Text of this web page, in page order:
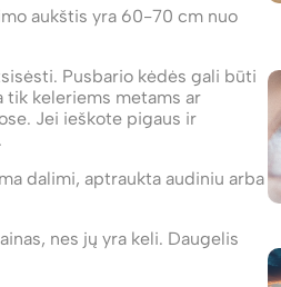
aukštis yra 60-70 cm nuo
Pusbario kėdės gali būti
tik keleriems metams ar
Jei ieškote pigaus ir
dalimi, aptraukta audiniu arba
nes jų yra keli. Daugelis